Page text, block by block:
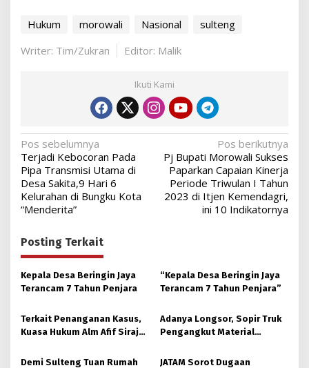
Hukum morowali Nasional
sulteng
Writer: Tim/Zukran
Editor: Malik
Ikuti Kami
Navigasi
pos
Pos sebelumnya
Terjadi Kebocoran Pada
Pipa Transmisi Utama di
Desa Sakita,9 Hari 6
Kelurahan di Bungku Kota
“Menderita”
Pos berikutnya
Pj Bupati Morowali Sukses
Paparkan Capaian Kinerja
Periode Triwulan I Tahun
2023 di Itjen Kemendagri,
ini 10 Indikatornya
Posting Terkait
Kepala Desa Beringin Jaya
Terancam 7 Tahun Penjara
“Kepala Desa Beringin Jaya
Terancam 7 Tahun Penjara”
Terkait Penanganan Kasus,
Kuasa Hukum Alm Afif Siraja
Memberikan Informasi
Adanya Longsor, Sopir Truk
Pengangkut Material
Korban
Demi Sulteng Tuan Rumah
JATAM Sorot Dugaan